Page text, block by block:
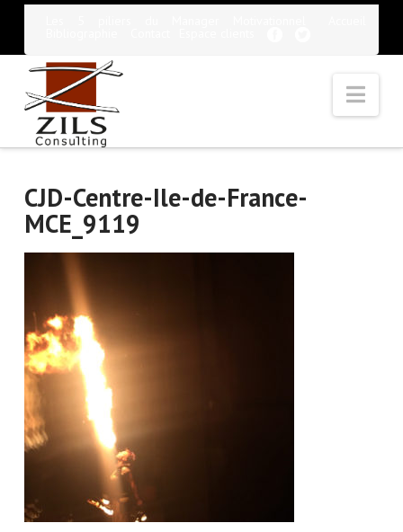
CJD-Centre-Ile-de-France-
MCE_9119